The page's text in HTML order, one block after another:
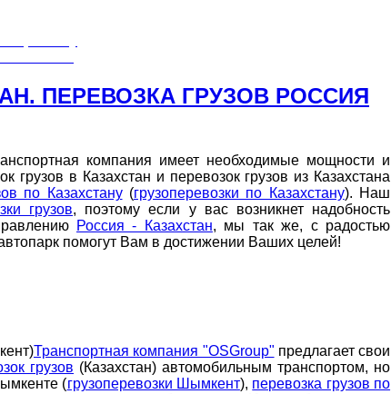
ПЕРЕВОЗКА ГРУЗОВ РОССИЯ
компания имеет необходимые мощности и
в Казахстан и перевозок грузов из Казахстана
по Казахстану(грузоперевозки по Казахстану). Наш
грузов, поэтому если у вас возникнет надобность
Россия - Казахстан, мы так же, с радостью
помогут Вам в достижении Ваших целей!
Транспортная компания "OSGroup" предлагает свои
грузов (Казахстан) автомобильным транспортом, но
(грузоперевозки Шымкент), перевозка грузов по